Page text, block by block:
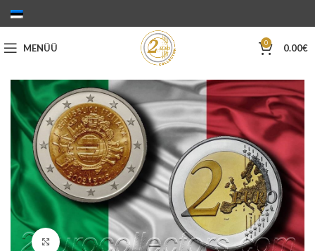
MENÜÜ 0 0.00€
Suurenda